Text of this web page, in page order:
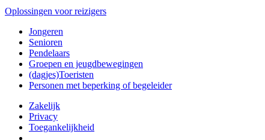
Oplossingen voor reizigers
Jongeren
Senioren
Pendelaars
Groepen en jeugdbewegingen
(dagjes)Toeristen
Personen met beperking of begeleider
Zakelijk
Privacy
Toegankelijkheid